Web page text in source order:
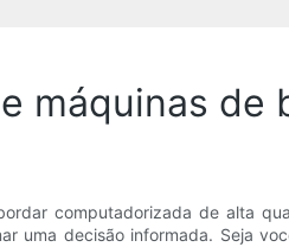
máquinas
computadorizada de alta
uma decisão informada. Seja